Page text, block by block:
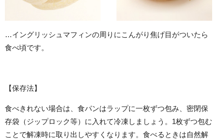
…イングリッシュマフィンの周りにこんがり焦げ目がついたら
食べ頃です。
【保存法】
食べきれない場合は、食パンはラップに一枚ずつ包み、密閉保
存袋（ジップロック等）に入れて冷凍しましょう。1枚ずつ包む
ことで解凍時に取り出しやすくなります。食べるときは自然解